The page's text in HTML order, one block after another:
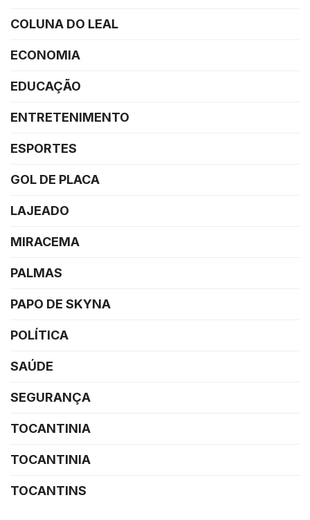
COLUNA DO LEAL
ECONOMIA
EDUCAÇÃO
ENTRETENIMENTO
ESPORTES
GOL DE PLACA
LAJEADO
MIRACEMA
PALMAS
PAPO DE SKYNA
POLÍTICA
SAÚDE
SEGURANÇA
TOCANTINIA
TOCANTINIA
TOCANTINS